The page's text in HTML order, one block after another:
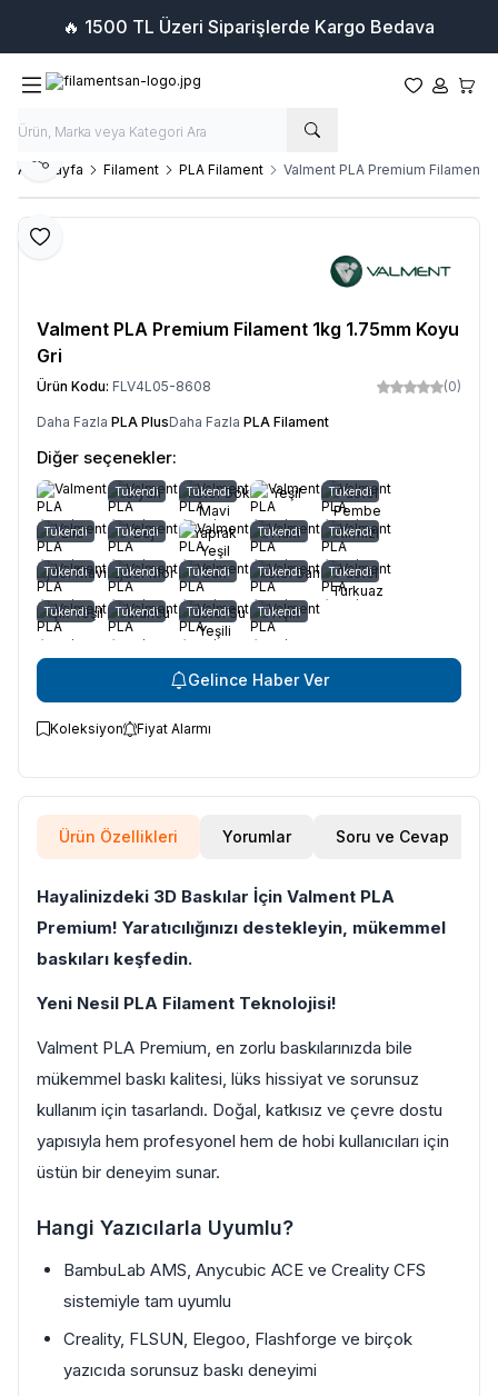
🔥 1500 TL Üzeri Siparişlerde Kargo Bedava
Favorilerim
Hesabım
Ana Sayfa Filament PLA Filament Valment PLA Premium Filament
Favoriye Ekle
Paylaş
Valment PLA Premium Filament 1kg 1.75mm Koyu
Gri
Ürün Kodu: FLV4L05-8608 (0)
Daha Fazla PLA PlusDaha Fazla PLA Filament
Diğer seçenekler:
Tükendi
Siyah Tükendi
Pastel Gök
Mavi
Yeşil Tükendi
Pastel
Pembe
Tükendi
Lila Tükendi
Bej
Yaprak
Yeşil
Tükendi
Haki Tükendi
Kırmızı
Tükendi
Ejder Mavi Tükendi
Ejder Mor Tükendi
Sarı Tükendi
Pastel Sarı Tükendi
Pastel
Turkuaz
Tükendi
Açık Yeşil Tükendi
Turuncu Tükendi
Pastel Su
Yeşili
Tükendi
Açık
Gelince Haber Ver
Koleksiyon Fiyat Alarmı
Ürün Özellikleri Yorumlar Soru ve Cevap
Hayalinizdeki 3D Baskılar İçin Valment PLA
Premium! Yaratıcılığınızı destekleyin, mükemmel
baskıları keşfedin.
Yeni Nesil PLA Filament Teknolojisi!
Valment PLA Premium, en zorlu baskılarınızda bile
mükemmel baskı kalitesi, lüks hissiyat ve sorunsuz
kullanım için tasarlandı. Doğal, katkısız ve çevre dostu
yapısıyla hem profesyonel hem de hobi kullanıcıları için
üstün bir deneyim sunar.
Hangi Yazıcılarla Uyumlu?
BambuLab AMS, Anycubic ACE ve Creality CFS
sistemiyle tam uyumlu
Creality, FLSUN, Elegoo, Flashforge ve birçok
yazıcıda sorunsuz baskı deneyimi